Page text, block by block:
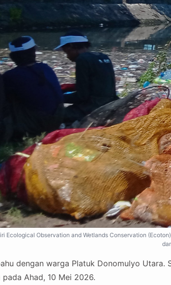
Ecological Observation and Wetlands Conservation
dengan warga Platuk Donomulyo Utara.
pada Ahad, 10 Mei 2026.